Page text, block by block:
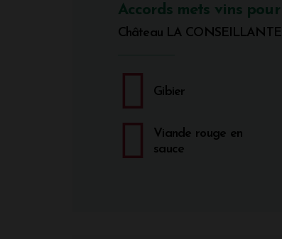
Accords mets vins pour
Château LA CONSEILLANTE
Gibier
Viande rouge en
sauce